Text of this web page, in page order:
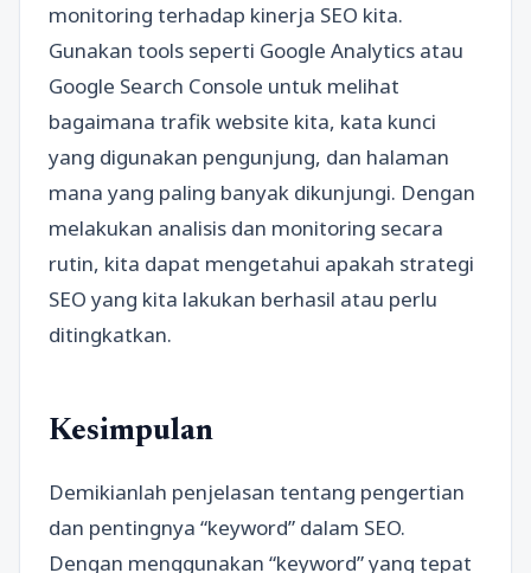
monitoring terhadap kinerja SEO kita.
Gunakan tools seperti Google Analytics atau
Google Search Console untuk melihat
bagaimana trafik website kita, kata kunci
yang digunakan pengunjung, dan halaman
mana yang paling banyak dikunjungi. Dengan
melakukan analisis dan monitoring secara
rutin, kita dapat mengetahui apakah strategi
SEO yang kita lakukan berhasil atau perlu
ditingkatkan.
Kesimpulan
Demikianlah penjelasan tentang pengertian
dan pentingnya “keyword” dalam SEO.
Dengan menggunakan “keyword” yang tepat